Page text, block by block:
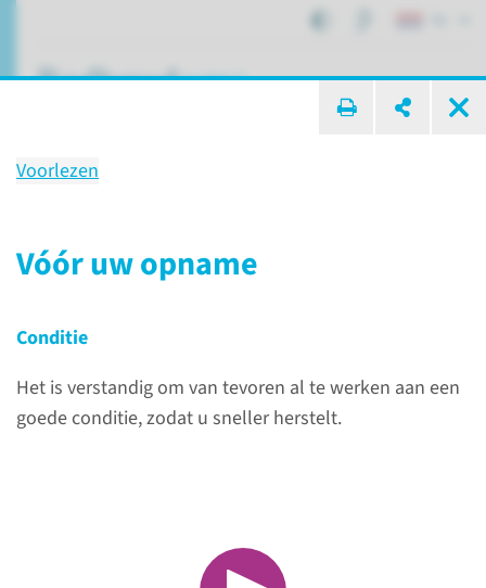
Voorlezen
Vóór uw opname
Conditie
Het is verstandig om van tevoren al te werken aan een
goede conditie, zodat u sneller herstelt.
bij het Radboudumc
Patiëntenzorg